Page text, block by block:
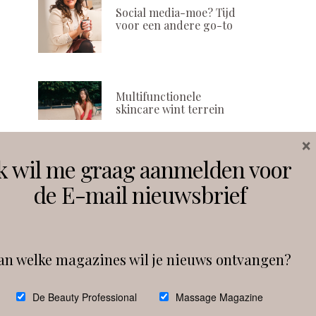
Social media-moe? Tijd
voor een andere go-to
Multifunctionele
skincare wint terrein
Volg ons
Follow on Instagram
wil me graag aanmelden voor
de E-mail nieuwsbrief
welke magazines wil je nieuws ontvangen?
De Beauty Professional Massage Magazine
×